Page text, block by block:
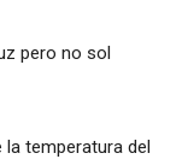
pero no sol
la temperatura del